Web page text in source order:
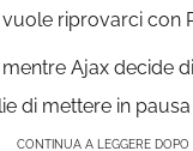
riprovarci con
Ajax decide
di mettere in
CONTINUA A LEGGERE